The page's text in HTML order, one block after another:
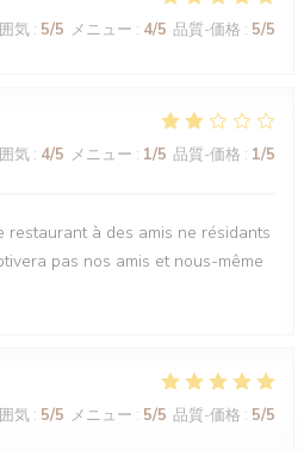
気 : 5/5 メニュー : 4/5 品質-価格 : 5/5
気 : 4/5 メニュー : 1/5 品質-価格 : 1/5
à des amis ne résidants
pas nos amis et nous-même
気 : 5/5 メニュー : 5/5 品質-価格 : 5/5